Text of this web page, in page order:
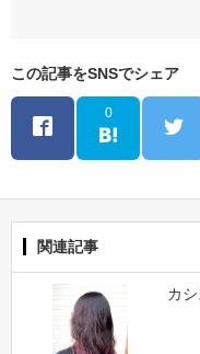
この記事をSNSでシェア
0
関連記事
カ